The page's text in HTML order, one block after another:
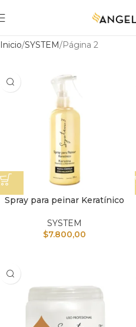
Inicio SYSTEM Página 2
Spray para peinar Keratínico
SYSTEM
$7.800,00